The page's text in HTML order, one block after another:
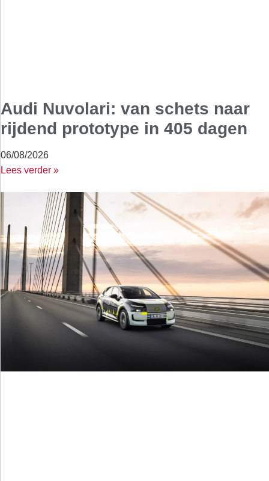
Audi Nuvolari: van schets naar
rijdend prototype in 405 dagen
06/08/2026
Lees verder »